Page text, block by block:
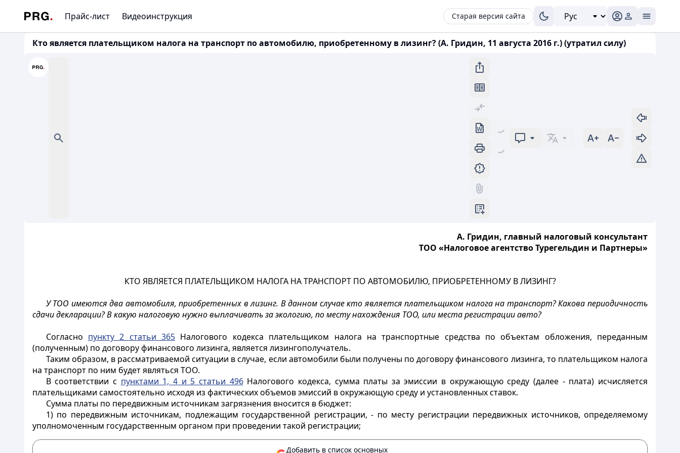
Прайс-лист Видеоинструкция Старая версия сайта
Кто является плательщиком налога на транспорт по автомобилю, приобретенному в лизинг? (А. Гридин, 11 августа 2016 г.) (утратил силу)
А. Гридин, главный налоговый консультант
ТОО «Налоговое агентство Турегельдин и Партнеры»
КТО ЯВЛЯЕТСЯ ПЛАТЕЛЬЩИКОМ НАЛОГА НА ТРАНСПОРТ ПО АВТОМОБИЛЮ, ПРИОБРЕТЕННОМУ В ЛИЗИНГ?
У ТОО имеются два автомобиля, приобретенных в лизинг. В данном случае кто является плательщиком налога на транспорт? Какова периодичность
сдачи декларации? В какую налоговую нужно выплачивать за экологию, по месту нахождения ТОО, или места регистрации авто?
Согласно пункту 2 статьи 365 Налогового кодекса плательщиком налога на транспортные средства по объектам обложения, переданным
(полученным) по договору финансового лизинга, является лизингополучатель.
Таким образом, в рассматриваемой ситуации в случае, если автомобили были получены по договору финансового лизинга, то плательщиком налога
на транспорт по ним будет являться ТОО.
В соответствии с пунктами 1, 4 и 5 статьи 496Налогового кодекса, сумма платы за эмиссии в окружающую среду (далее - плата) исчисляется
плательщиками самостоятельно исходя из фактических объемов эмиссий в окружающую среду и установленных ставок.
Сумма платы по передвижным источникам загрязнения вносится в бюджет:
1) по передвижным источникам, подлежащим государственной регистрации, - по месту регистрации передвижных источников, определяемому
уполномоченным государственным органом при проведении такой регистрации;
Добавить в список основных